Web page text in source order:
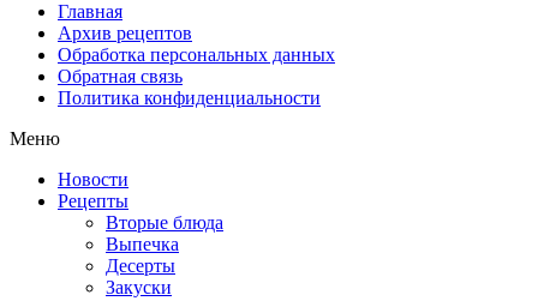
Главная
Архив рецептов
Обработка персональных данных
Обратная связь
Политика конфиденциальности
Меню
Новости
Рецепты
Вторые блюда
Выпечка
Десерты
Закуски